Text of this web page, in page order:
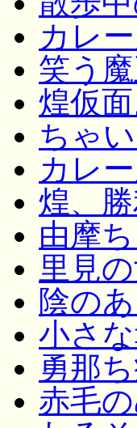
カレ
笑う
煌仮面
ちゃ
カレ
煌、
由摩
里見
陰の
小さ
勇那
赤毛